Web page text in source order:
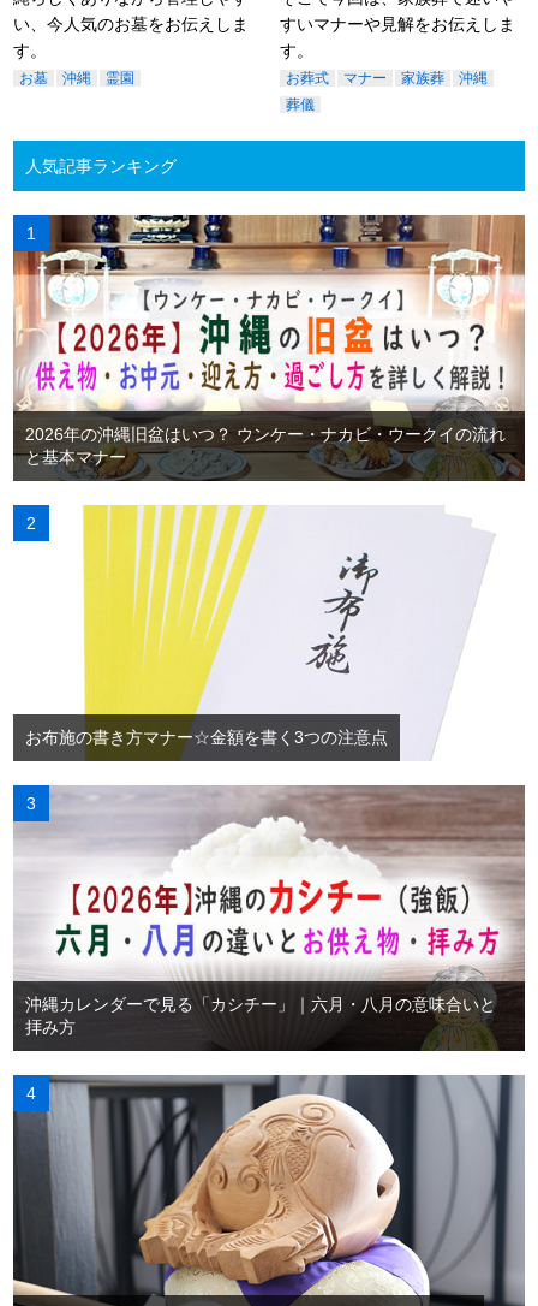
い、今人気のお墓をお伝えしま
す。
お墓 沖縄 霊園
すいマナーや見解をお伝えしま
す。
お葬式 マナー 家族葬
沖縄
葬儀
人気記事ランキング
2026年の沖縄旧盆はいつ？ ウンケー・ナカビ・ウークイの流れ
と基本マナー
お布施の書き方マナー☆金額を書く3つの注意点
沖縄カレンダーで見る「カシチー」｜六月・八月の意味合いと
拝み方